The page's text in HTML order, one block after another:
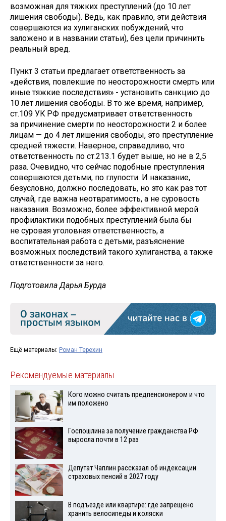
возможная для тяжких преступлений (до 10 лет
лишения свободы). Ведь, как правило, эти действия
совершаются из хулиганских побуждений, что
заложено и в названии статьи), без цели причинить
реальный вред.
Пункт 3 статьи предлагает ответственность за
«действия, повлекшие по неосторожности смерть или
иные тяжкие последствия» - установить санкцию до
10 лет лишения свободы. В то же время, например,
ст.109 УК РФ предусматривает ответственность
за причинение смерти по неосторожности 2 и более
лицам — до 4 лет лишения свободы, это преступление
средней тяжести. Наверное, справедливо, что
ответственность по ст.213.1 будет выше, но не в 2,5
раза. Очевидно, что сейчас подобные преступления
совершаются детьми, по глупости. И наказание,
безусловно, должно последовать, но это как раз тот
случай, где важна неотвратимость, а не суровость
наказания. Возможно, более эффективной мерой
профилактики подобных преступлений была бы
не суровая уголовная ответственность, а
воспитательная работа с детьми, разъяснение
возможных последствий такого хулиганства, а также
ответственности за него.
Подготовила Дарья Бурда
Ещё материалы: Роман Терехин
Рекомендуемые материалы
Кого можно считать предпенсионером и что
им положено
Госпошлина за получение гражданства РФ
выросла почти в 12 раз
Депутат Чаплин рассказал об индексации
страховых пенсий в 2027 году
В подъезде или квартире: где запрещено
хранить велосипеды и коляски